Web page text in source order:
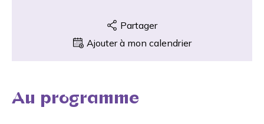
Partager
Ajouter à mon calendrier
Au programme